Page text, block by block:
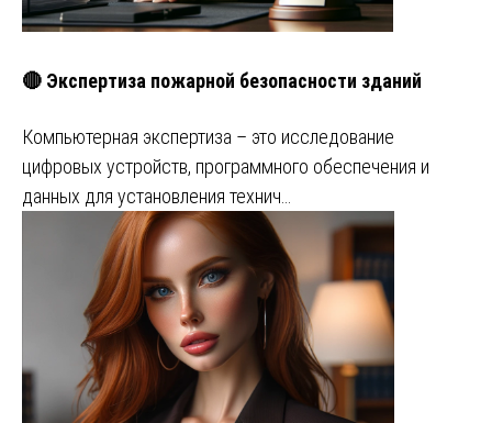
🔴 Экспертиза пожарной безопасности зданий
Компьютерная экспертиза – это исследование
цифровых устройств, программного обеспечения и
данных для установления технич…